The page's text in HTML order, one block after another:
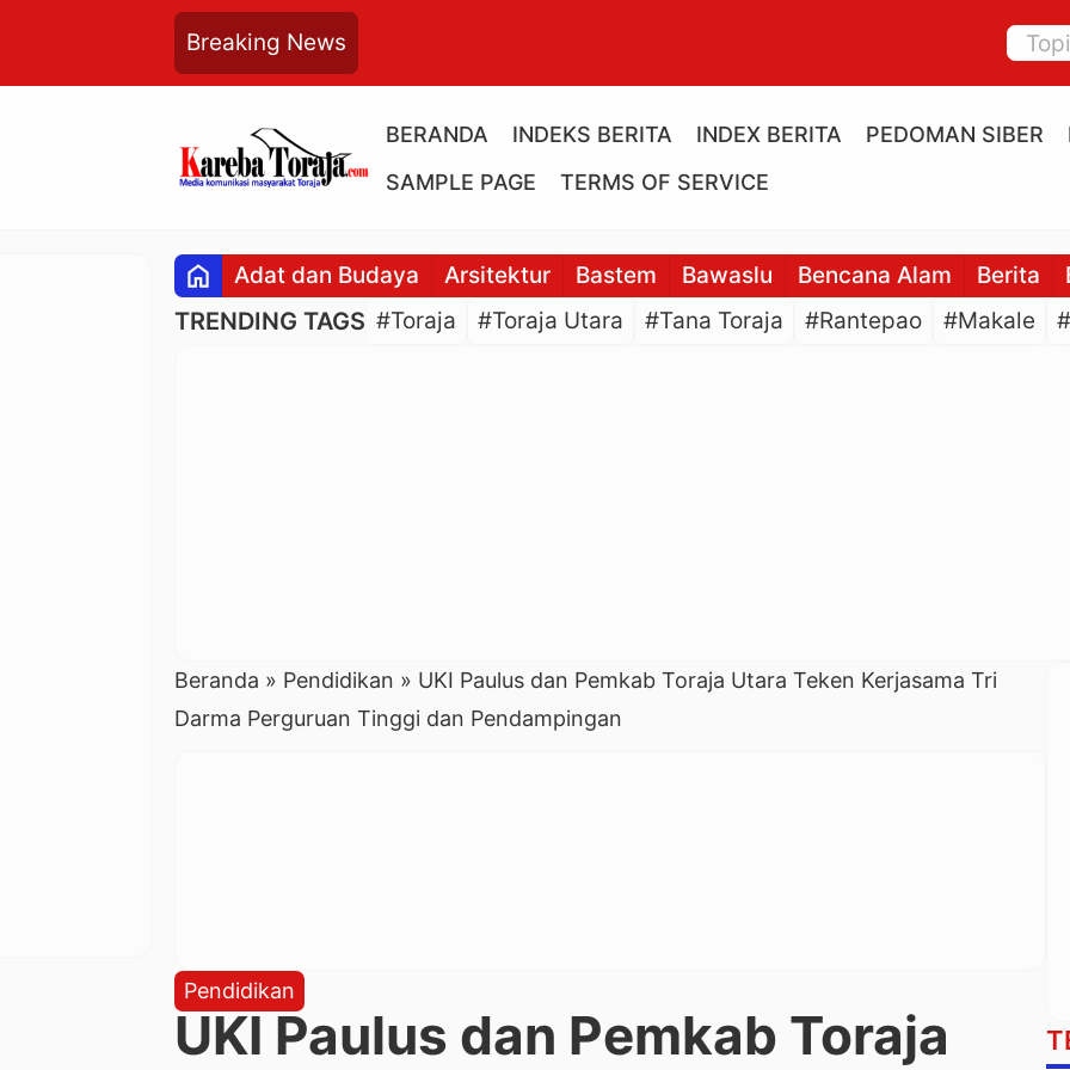
Breaking News
BERANDA INDEKS BERITA INDEX BERITA PEDOMAN SIBER
SAMPLE PAGE
TERMS OF SERVICE
home Adat dan Budaya Arsitektur Bastem Bawaslu Bencana Alam Berita
TRENDING TAGS #Toraja #Toraja Utara #Tana Toraja #Rantepao #Makale
Beranda » Pendidikan » UKI Paulus dan Pemkab Toraja Utara Teken Kerjasama Tri
Darma Perguruan Tinggi dan Pendampingan
Pendidikan
UKI Paulus dan Pemkab Toraja